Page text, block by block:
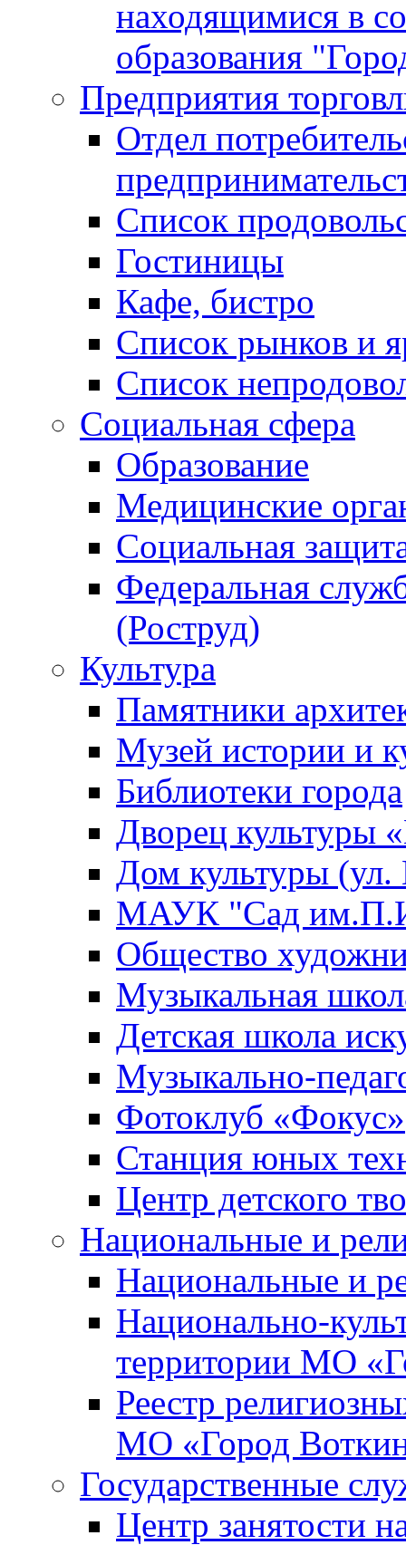
находящимися в
образования
Предприятия
Отдел
Список
Гостиницы
Кафе, бистро
Cписок рынков и
Список
Социальная сфера
Образование
Медицинские
Социальная
Федеральная
(Роструд)
Культура
Памятники
Музей истории и
Библиотеки города
Дворец культуры
Дом культуры (ул.
МАУК "Сад
Общество
Музыкальная
Детская школа
Музыкально-
Фотоклуб «Фокус»
Станция юных
Центр детского
Национальные и
Национальные и
Национально-
территории МО
Реестр
МО «Город
Государственные
Центр занятости